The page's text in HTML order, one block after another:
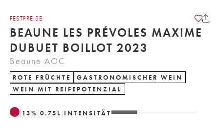
FESTPREISE
BEAUNE LES PRÉVOLES MAXIME
DUBUET BOILLOT 2023
Beaune AOC
ROTE FRÜCHTE
GASTRONOMISCHER WEIN
WEIN MIT REIFEPOTENZIAL
13% 0.75 L INTENSITÄT